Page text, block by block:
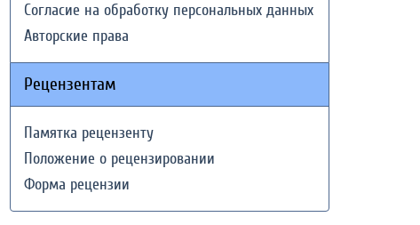
Согласие на обработку персональных данных
Авторские права
Рецензентам
Памятка рецензенту
Положение о рецензировании
Форма рецензии